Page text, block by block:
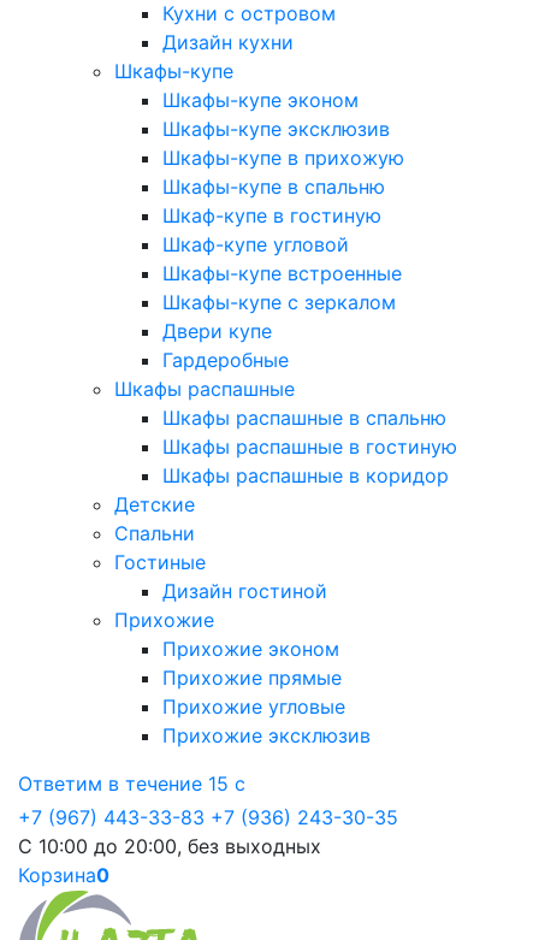
Кухни с островом
Дизайн кухни
Шкафы-купе
Шкафы-купе эконом
Шкафы-купе эксклюзив
Шкафы-купе в прихожую
Шкафы-купе в спальню
Шкаф-купе в гостиную
Шкаф-купе угловой
Шкафы-купе встроенные
Шкафы-купе с зеркалом
Двери купе
Гардеробные
Шкафы распашные
Шкафы распашные в спальню
Шкафы распашные в гостиную
Шкафы распашные в коридор
Детские
Спальни
Гостиные
Дизайн гостиной
Прихожие
Прихожие эконом
Прихожие прямые
Прихожие угловые
Прихожие эксклюзив
Ответим в течение 15 с
+7 (967) 443-33-83 +7 (936) 243-30-35
С 10:00 до 20:00, без выходных
Корзина0